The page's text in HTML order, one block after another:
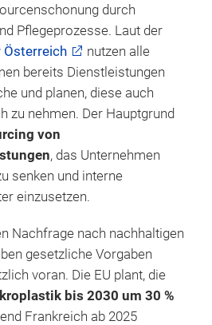
durch
Pflegeprozesse. Laut der
nutzen alle
bereits Dienstleistungen
und planen, diese auch
zu nehmen. Der Hauptgrund
von
, das Unternehmen
senken und interne
einzusetzen.
Nachfrage nach nachhaltigen
gesetzliche Vorgaben
voran. Die EU plant, die
bis 2030 um 30 %
Frankreich ab 2025